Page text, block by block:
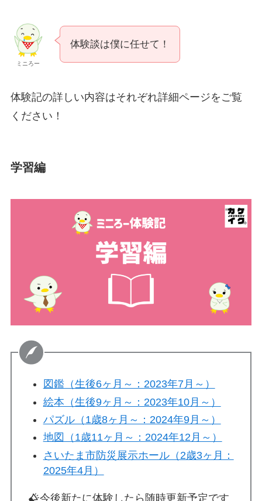
ミニろー
体験談は僕に任せて！
体験記の詳しい内容はそれぞれ詳細ページをご覧
ください！
学習編
図鑑（生後6ヶ月～：2023年7月～）
絵本（生後9ヶ月～：2023年10月～）
パズル（1歳8ヶ月～：2024年9月～）
地図（1歳11ヶ月～：2024年12月～）
さいたま市防災展示ホール（2歳3ヶ月：
2025年4月）
今後新たに体験したら随時更新予定です